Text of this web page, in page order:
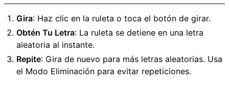
Gira: Haz clic en la ruleta o toca el botón de girar.
Obtén Tu Letra: La ruleta se detiene en una letra
aleatoria al instante.
Repite: Gira de nuevo para más letras aleatorias. Usa
el Modo Eliminación para evitar repeticiones.